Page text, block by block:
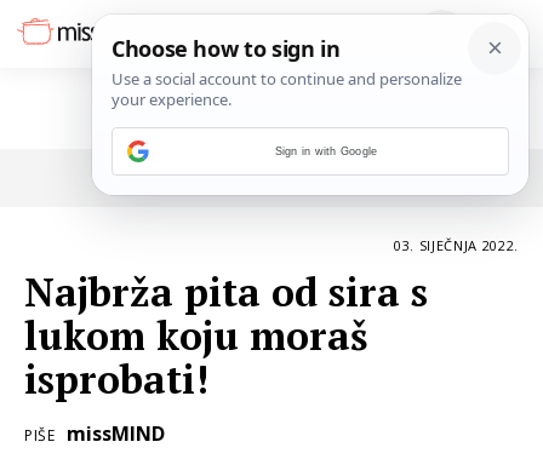
03. SIJEČNJA 2022.
Najbrža pita od sira s
lukom koju moraš
isprobati!
PIŠE missMIND
POVRATAK NA ČLANAK
Sign in with Google